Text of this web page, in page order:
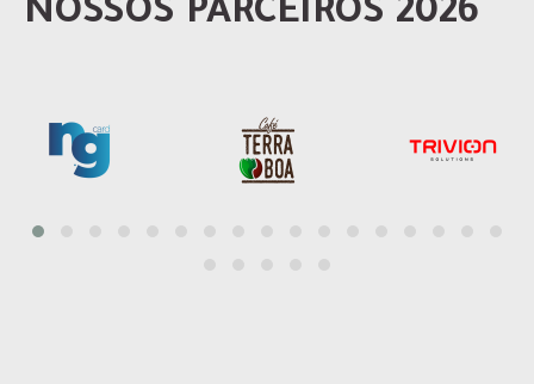
NOSSOS PARCEIROS 2026